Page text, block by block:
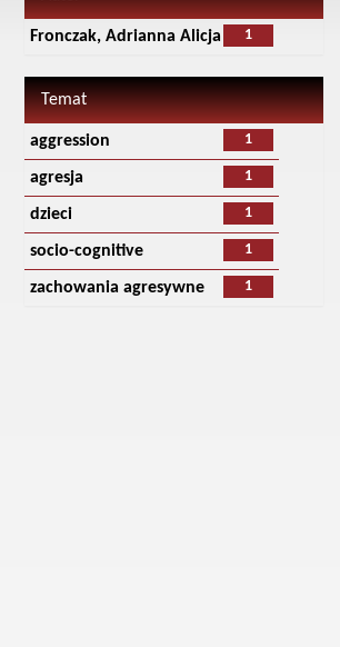
1
Fronczak, Adrianna Alicja
Temat
1
aggression
1
agresja
1
dzieci
1
socio-cognitive
1
zachowania agresywne